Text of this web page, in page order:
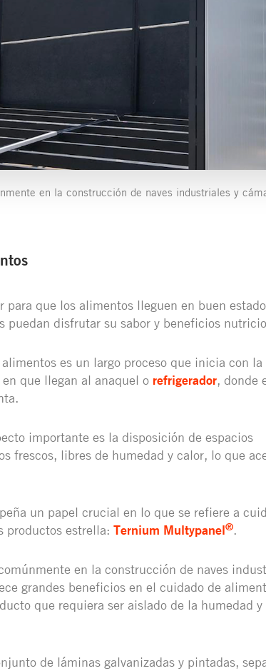
en la construcción de naves industriales y
para que los alimentos lleguen en buen
puedan disfrutar su sabor y beneficios
es un largo proceso que inicia con
que llegan al anaquel o refrigerador, donde
importante es la disposición de espacios
frescos, libres de humedad y calor, lo que
un papel crucial en lo que se refiere a
productos estrella: Ternium Multypanel®.
en la construcción de naves
grandes beneficios en el cuidado de
que requiera ser aislado de la humedad y
de láminas galvanizadas y pintadas,